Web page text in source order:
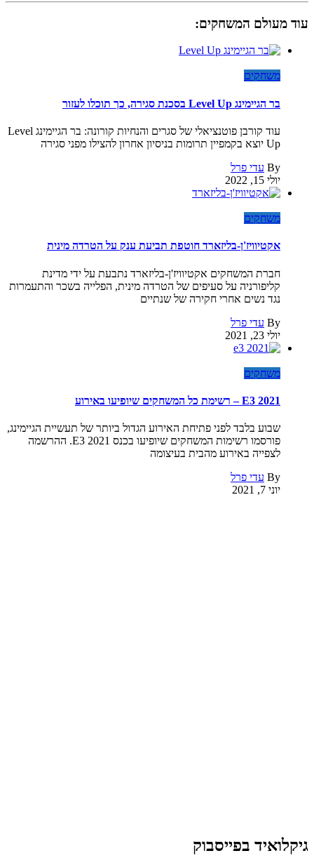
עוד מעולם המשחקים:
משחקים
בר הגיימינג Level Up בסכנת סגירה, כך תוכלו לעזור
עוד קורבן פוטנציאלי של סגרים והנחיות קורונה: בר הגיימינג Level
Up יוצא בקמפיין תרומות בניסיון אחרון להצילו מפני סגירה
By עדי פרל
יולי 15, 2022
משחקים
אקטיוויז'ן-בליזארד חוטפת תביעת ענק על הטרדה מינית
חברת המשחקים אקטיוויז'ן-בליזארד נתבעת על ידי מדינת
קליפורניה על סעיפים של הטרדה מינית, הפלייה בשכר והתעמרות
נגד נשים אחרי חקירה של שנתיים
By עדי פרל
יולי 23, 2021
משחקים
E3 2021 – רשימת כל המשחקים שיופיעו באירוע
שבוע בלבד לפני פתיחת האירוע הגדול ביותר של תעשיית הגיימינג,
פורסמו רשימות המשחקים שיופיעו בכנס E3 2021. ההרשמה
לצפייה באירוע מהבית בעיצומה
By עדי פרל
יוני 7, 2021
גיקלואיד בפייסבוק